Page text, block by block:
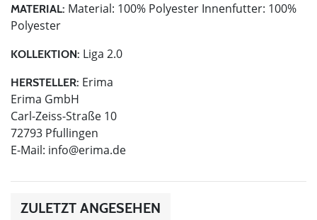
MATERIAL: Material: 100% Polyester Innenfutter: 100%
Polyester
KOLLEKTION: Liga 2.0
HERSTELLER: Erima
Erima GmbH
Carl-Zeiss-Straße 10
72793 Pfullingen
E-Mail: info@erima.de
ZULETZT ANGESEHEN